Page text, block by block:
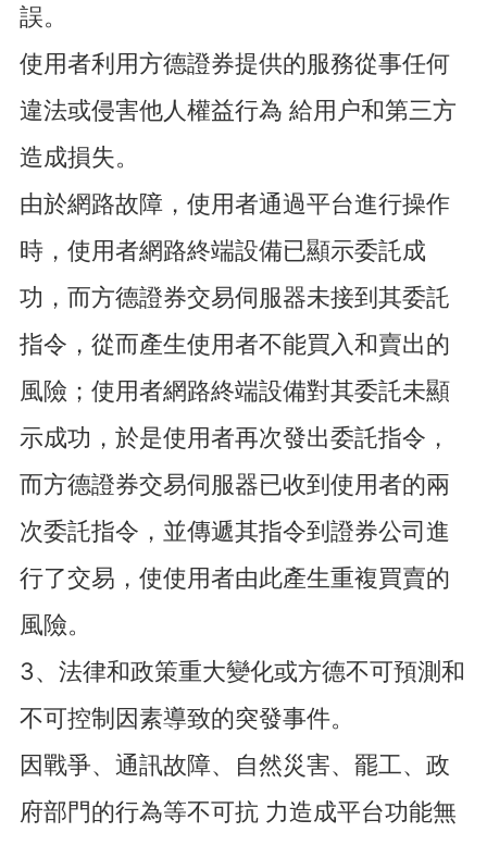
誤。
使用者利用方德證券提供的服務從事任何
違法或侵害他人權益行為 給用户和第三方
造成損失。
由於網路故障，使用者通過平台進行操作
時，使用者網路終端設備已顯示委託成
功，而方德證券交易伺服器未接到其委託
指令，從而產生使用者不能買入和賣出的
風險；使用者網路終端設備對其委託未顯
示成功，於是使用者再次發出委託指令，
而方德證券交易伺服器已收到使用者的兩
次委託指令，並傳遞其指令到證券公司進
行了交易，使使用者由此產生重複買賣的
風險。
3、法律和政策重大變化或方德不可預測和
不可控制因素導致的突發事件。
因戰爭、通訊故障、自然災害、罷工、政
府部門的行為等不可抗 力造成平台功能無